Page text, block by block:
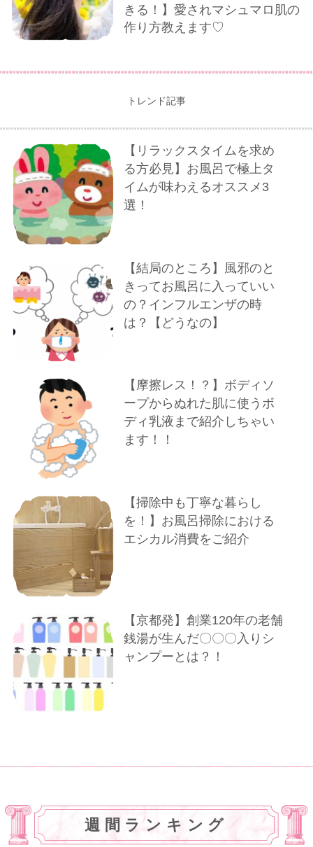
きる！】愛されマシュマロ肌の
作り方教えます♡
トレンド記事
【リラックスタイムを求め
る方必見】お風呂で極上タ
イムが味わえるオススメ3
選！
【結局のところ】風邪のと
きってお風呂に入っていい
の？インフルエンザの時
は？【どうなの】
【摩擦レス！？】ボディソ
ープからぬれた肌に使うボ
ディ乳液まで紹介しちゃい
ます！！
【掃除中も丁寧な暮らし
を！】お風呂掃除における
エシカル消費をご紹介
【京都発】創業120年の老舗
銭湯が生んだ〇〇〇入りシ
ャンプーとは？！
週間ランキング